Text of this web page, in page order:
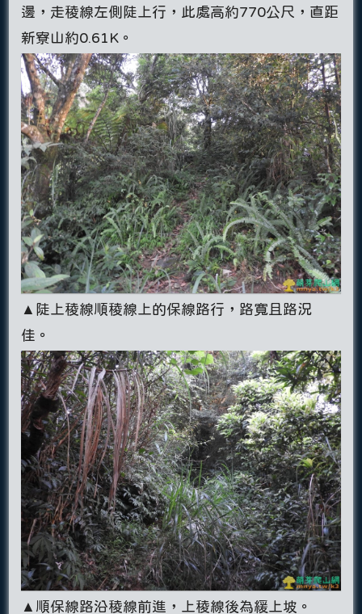
邊，走稜線左側陡上行，此處高約770公尺，直距
新寮山約0.61K。
▲陡上稜線順稜線上的保線路行，路寬且路況
佳。
▲順保線路沿稜線前進，上稜線後為緩上坡。